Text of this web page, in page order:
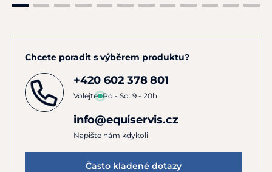
Chcete poradit s výběrem produktu?
+420 602 378 801
Volejte Po - So: 9 - 20h
info@equiservis.cz
Napište nám kdykoli
Často kladené dotazy